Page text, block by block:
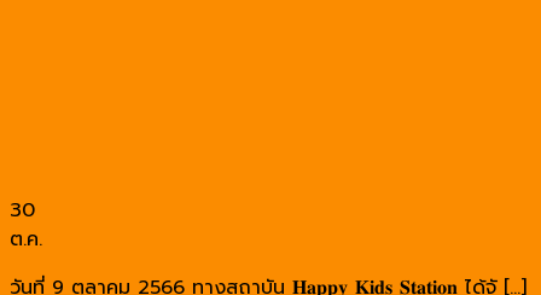
30
ต.ค.
วันที่ 9 ตุลาคม 2566 ทางสถาบัน 𝐇𝐚𝐩𝐩𝐲 𝐊𝐢𝐝𝐬 𝐒𝐭𝐚𝐭𝐢𝐨𝐧 ได้จั […]